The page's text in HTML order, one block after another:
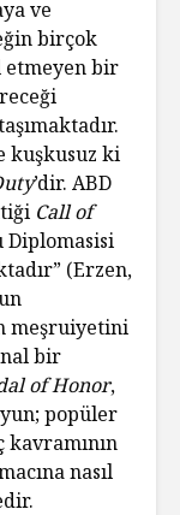
ve
birçok
etmeyen bir
kuşkusuz ki
’dir. ABD
Call of
(Erzen,
meşruiyetini
bir
of Honor,
popüler
kavramının
nasıl